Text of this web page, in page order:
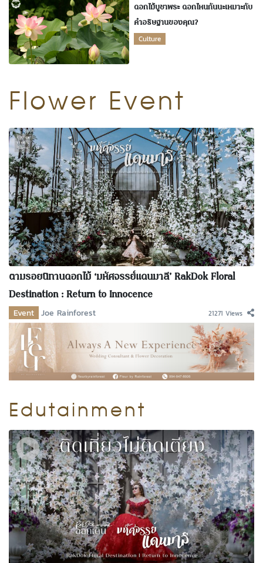
ดอกไม้บูชาพระ ดอกไหนกันนะเหมาะกับ
คำอธิษฐานของคุณ?
Culture
Flower Event
ตามรอยนิทานดอกไม้ ‘มหัศจรรย์แดนมาลี’ RakDok Floral
Destination : Return to Innocence
Event Joe Rainforest 21271 Views
Edutainment